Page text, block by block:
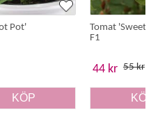
Pot'
KÖP
Tomat 'Sweet
F1
44 kr 55 kr